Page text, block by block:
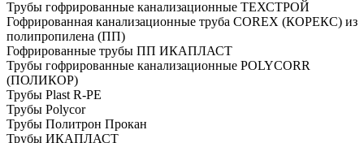
Трубы гофрированные канализационные ТЕХСТРОЙ
Гофрированная канализационные труба COREX (КОРЕКС) из
полипропилена (ПП)
Гофрированные трубы ПП ИКАПЛАСТ
Трубы гофрированные канализационные POLYCORR
(ПОЛИКОР)
Трубы Plast R-PE
Трубы Polycor
Трубы Политрон Прокан
Трубы ИКАПЛАСТ